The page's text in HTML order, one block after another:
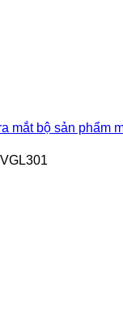
mắt bộ sản phẩm